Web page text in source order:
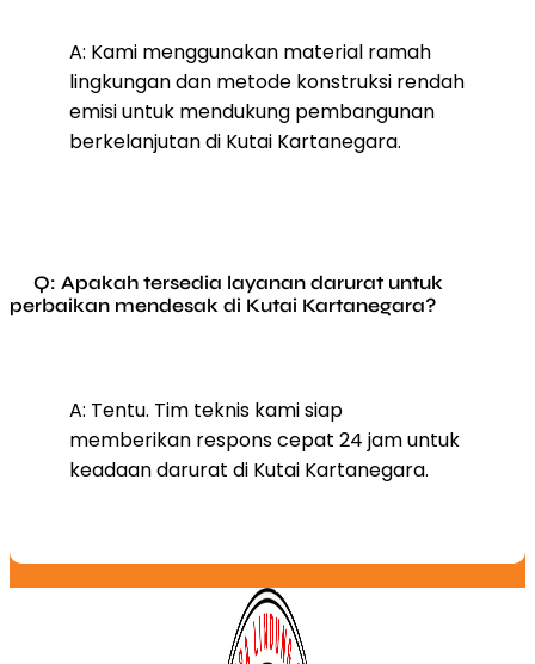
A: Kami menggunakan material ramah
lingkungan dan metode konstruksi rendah
emisi untuk mendukung pembangunan
berkelanjutan di Kutai Kartanegara.
Q: Apakah tersedia layanan darurat untuk
perbaikan mendesak di Kutai Kartanegara?
A: Tentu. Tim teknis kami siap
memberikan respons cepat 24 jam untuk
keadaan darurat di Kutai Kartanegara.